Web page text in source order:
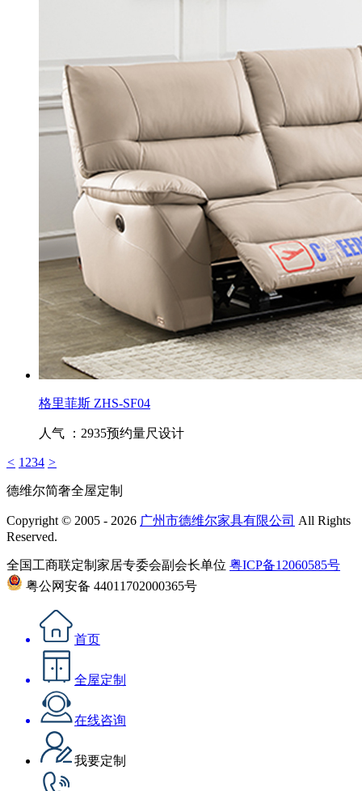
格里菲斯 ZHS-SF04
人气 ：2935预约量尺设计
< 1 234 >
德维尔简奢全屋定制
Copyright © 2005 - 2026 广州市德维尔家具有限公司 All Rights
Reserved.
全国工商联定制家居专委会副会长单位 粤ICP备12060585号
粤公网安备 44011702000365号
首页
全屋定制
在线咨询
我要定制